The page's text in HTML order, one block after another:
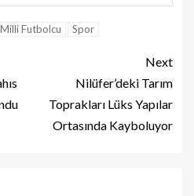
Milli Futbolcu Spor
Next
Nilüfer’deki Tarım
Toprakları Lüks Yapılar
Ortasında Kayboluyor